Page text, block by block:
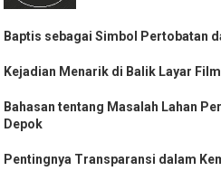
Baptis sebagai Simbol Pertobatan
Kejadian Menarik di Balik Layar
Bahasan tentang Masalah Lahan
Depok
Pentingnya Transparansi dalam